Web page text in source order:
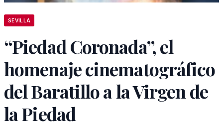
SEVILLA
“Piedad Coronada”, el
homenaje cinematográfico
del Baratillo a la Virgen de
la Piedad